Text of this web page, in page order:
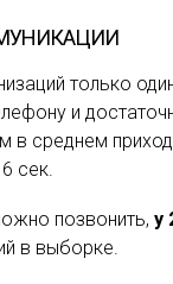
только
и
в среднем
сек.
позвонить, у
в выборке.